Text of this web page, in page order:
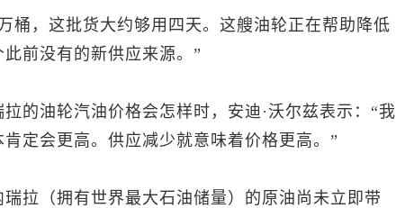
桶，这批货大约够用四天。这艘油轮正在帮助降低
前没有的新供应来源。”
的油轮汽油价格会怎样时，安迪·沃尔兹表示：“我
定会更高。供应减少就意味着价格更高。”
拉（拥有世界最大石油储量）的原油尚未立即带